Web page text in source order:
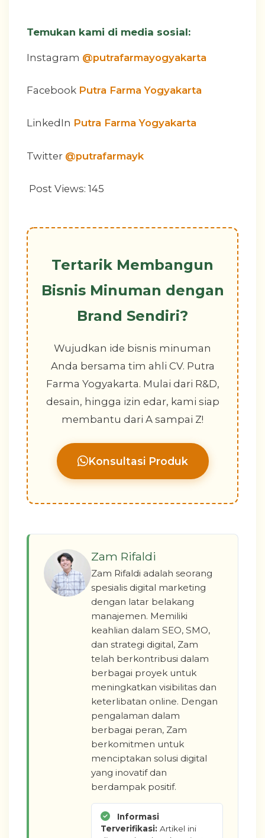
Temukan kami di media sosial:
Instagram @putrafarmayogyakarta
Facebook Putra Farma Yogyakarta
LinkedIn Putra Farma Yogyakarta
Twitter @putrafarmayk
Post Views: 145
Tertarik Membangun
Bisnis Minuman dengan
Brand Sendiri?
Wujudkan ide bisnis minuman
Anda bersama tim ahli CV. Putra
Farma Yogyakarta. Mulai dari R&D,
desain, hingga izin edar, kami siap
membantu dari A sampai Z!
Konsultasi Produk
Zam Rifaldi
Zam Rifaldi adalah seorang
spesialis digital marketing
dengan latar belakang
manajemen. Memiliki
keahlian dalam SEO, SMO,
dan strategi digital, Zam
telah berkontribusi dalam
berbagai proyek untuk
meningkatkan visibilitas dan
keterlibatan online. Dengan
pengalaman dalam
berbagai peran, Zam
berkomitmen untuk
menciptakan solusi digital
yang inovatif dan
berdampak positif.
Informasi
Terverifikasi: Artikel ini